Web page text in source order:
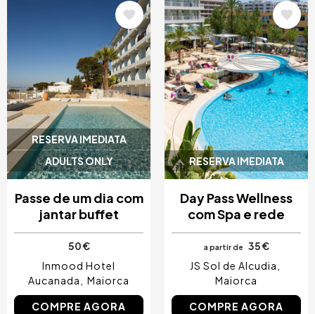
RESERVA IMEDIATA
ADULTS ONLY
Passe de um dia com
jantar buffet
50 €
Inmood Hotel
Aucanada
Maiorca
COMPRE AGORA
RESERVA IMEDIATA
Imagem
Day Pass Wellness
com Spa e rede
a partir de
35 €
JS Sol de Alcudia
Maiorca
COMPRE AGORA